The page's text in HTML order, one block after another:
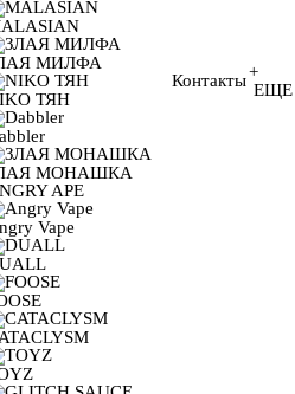
МИЛФА
ТЯН
МОНАШКА
APE
Vape
Контакты+
ЕЩЕ